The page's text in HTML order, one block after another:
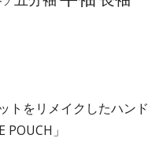
トをリメイクしたハンド
」